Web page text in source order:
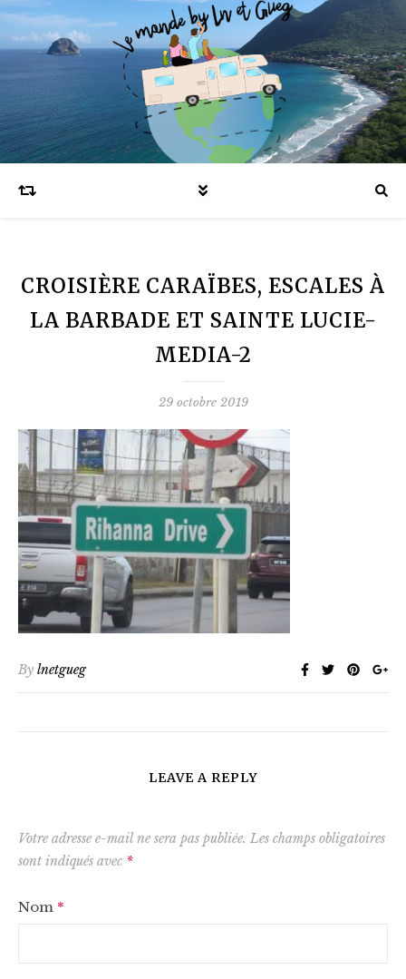
Blog voyages en famille et expatriation
CROISIÈRE CARAÏBES, ESCALES À
LA BARBADE ET SAINTE LUCIE-
MEDIA-2
29 octobre 2019
By lnetgueg
LEAVE A REPLY
Votre adresse e-mail ne sera pas publiée. Les champs obligatoires
sont indiqués avec *
Nom *